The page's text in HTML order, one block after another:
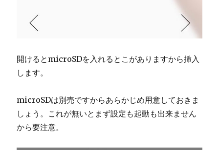
開けるとmicroSDを入れるとこがありますから挿入
します。
microSDは別売ですからあらかじめ用意しておきま
しょう。これが無いとまず設定も起動も出来ません
から要注意。